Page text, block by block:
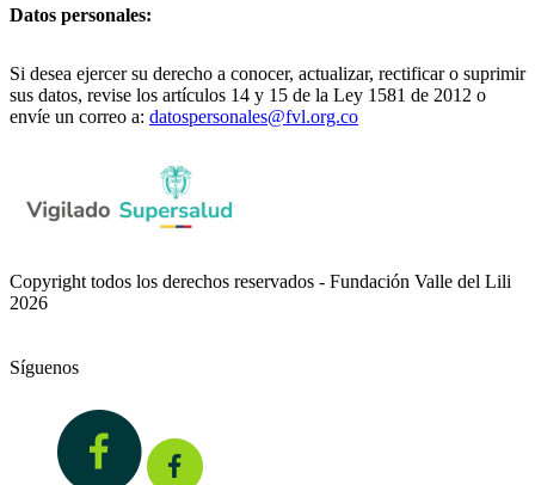
Datos personales:
Si desea ejercer su derecho a conocer, actualizar, rectificar o suprimir
sus datos, revise los artículos 14 y 15 de la Ley 1581 de 2012 o
envíe un correo a: datospersonales@fvl.org.co
Copyright todos los derechos reservados - Fundación Valle del Lili
2026
Síguenos